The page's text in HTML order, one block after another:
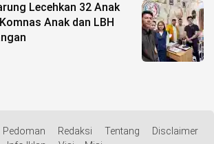
Lecehkan 32 Anak
Anak dan LBH
Pedoman Redaksi Tentang
Disclaimer